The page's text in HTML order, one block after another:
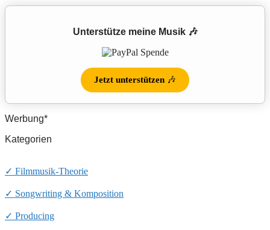
Unterstütze meine Musik 🎶
Jetzt unterstützen 🎶
Werbung*
Kategorien
✓ Filmmusik-Theorie
✓ Songwriting & Komposition
✓ Producing